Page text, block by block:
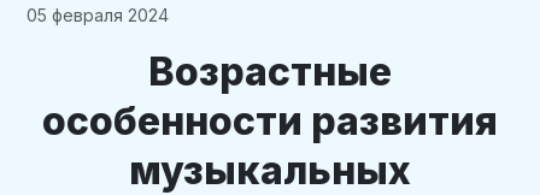
05 февраля 2024
Возрастные
особенности развития
музыкальных